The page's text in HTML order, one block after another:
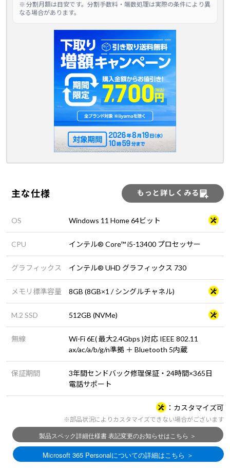
※ 分割月額は目安です。分割手数料・端数処理は実際の条件により異
なる場合があります。
主な仕様 もっと詳しくみる
OS Windows 11 Home 64ビット
CPU インテル® Core™ i5-13400 プロセッサー
グラフィックス インテル® UHD グラフィックス 730
メモリ標準容量 8GB (8GB×1 / シングルチャネル)
M.2 SSD 512GB (NVMe)
無線
Wi-Fi 6E( 最大2.4Gbps )対応 IEEE 802.11
ax/ac/a/b/g/n準拠 ＋ Bluetooth 5内蔵
保証期間
3年間センドバック修理保証・24時間×365日
電話サポート
カスタマイズ可
※部品状況によりカスタマイズできない場合がございます